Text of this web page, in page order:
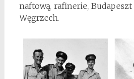
naftową, rafinerie,
Węgrzech.